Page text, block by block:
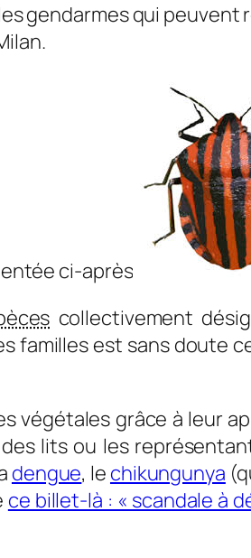
gendarmes qui
collectivement
familles est sans doute
végétales grâce à leur
lits ou les
dengue, le chikungunya
ce billet-là : « scandale à